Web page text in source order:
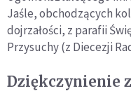
Jaśle, obchodzących
dojrzałości, z parafii
Przysuchy (z Diecezji
Dziękczynienie